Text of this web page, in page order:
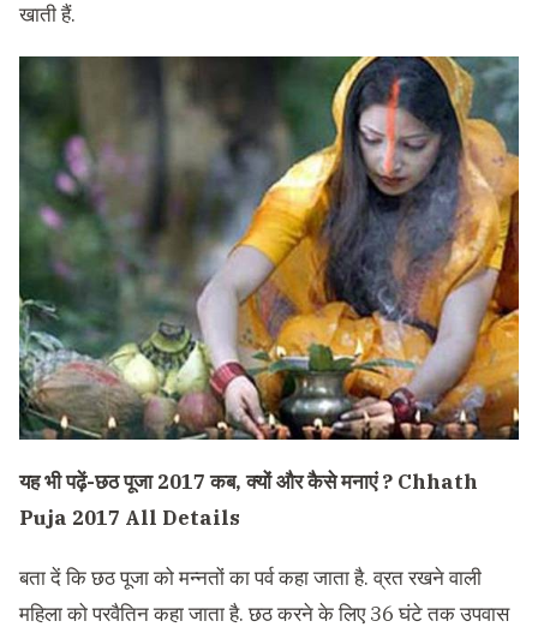
खाती हैं.
यह भी पढ़ें-छठ पूजा 2017 कब, क्यों और कैसे मनाएं ? Chhath
Puja 2017 All Details
बता दें कि छठ पूजा को मन्नतों का पर्व कहा जाता है. व्रत रखने वाली
महिला को परवैतिन कहा जाता है. छठ करने के लिए 36 घंटे तक उपवास